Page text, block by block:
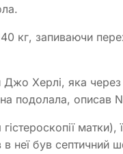
кг, запиваючи
Херлі, яка через
подолала, описав
неї був септичний